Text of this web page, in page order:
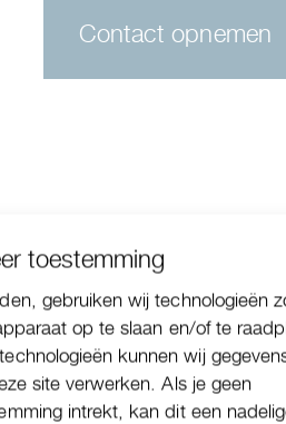
toestemming
gebruiken wij technologieën
op te slaan en/of te
kunnen wij
site verwerken. Als je geen
intrekt, kan dit een
Contact opnemen